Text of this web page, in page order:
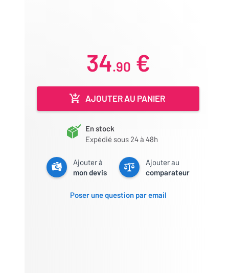
34.90 €
AJOUTER AU PANIER
En stock
Expédié sous 24 à 48h
Ajouter à
mon devis
Ajouter au
comparateur
Poser une question par email